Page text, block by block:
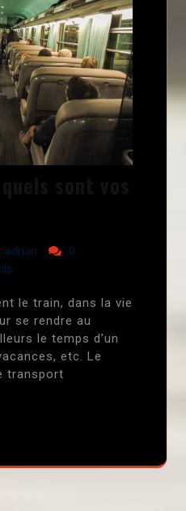
admin
0
le train, dans la vie
se rendre au
le temps d’un
etc. Le
transport